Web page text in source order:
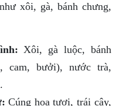
xôi, gà, bánh chưng,
Xôi, gà luộc, bánh
cam, bưởi), nước trà,
Cúng hoa tươi, trái cây,